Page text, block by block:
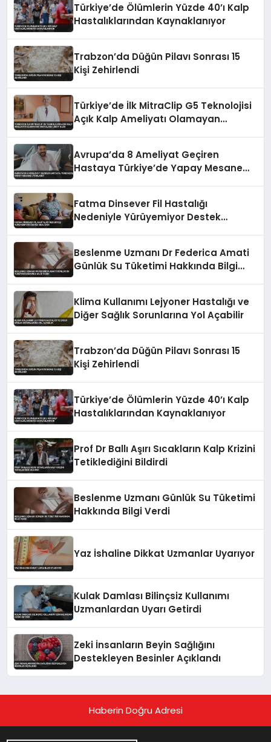
Türkiye’de Ölümlerin Yüzde 40’ı Kalp
Hastalıklarından Kaynaklanıyor
Trabzon’da Düğün Pilavı Sonrası 15
Kişi Zehirlendi
Türkiye’de İlk MitraClip G5 Teknolojisi
Açık Kalp Ameliyatı Olamayan
Avrupa’da 8 Ameliyat Geçiren
Hastaya Türkiye’de Yapay Mesane
Fatma Dinsever Fil Hastalığı
Nedeniyle Yürüyemiyor Destek
Beslenme Uzmanı Dr Federica Amati
Günlük Su Tüketimi Hakkında Bilgi
Klima Kullanımı Lejyoner Hastalığı ve
Diğer Sağlık Sorunlarına Yol Açabilir
Trabzon’da Düğün Pilavı Sonrası 15
Kişi Zehirlendi
Türkiye’de Ölümlerin Yüzde 40’ı Kalp
Hastalıklarından Kaynaklanıyor
Prof Dr Ballı Aşırı Sıcakların Kalp Krizini
Tetiklediğini Bildirdi
Beslenme Uzmanı Günlük Su Tüketimi
Hakkında Bilgi Verdi
Yaz İshaline Dikkat Uzmanlar Uyarıyor
Kulak Damlası Bilinçsiz Kullanımı
Uzmanlardan Uyarı Getirdi
Zeki İnsanların Beyin Sağlığını
Destekleyen Besinler Açıklandı
Haberin Doğru Adresi